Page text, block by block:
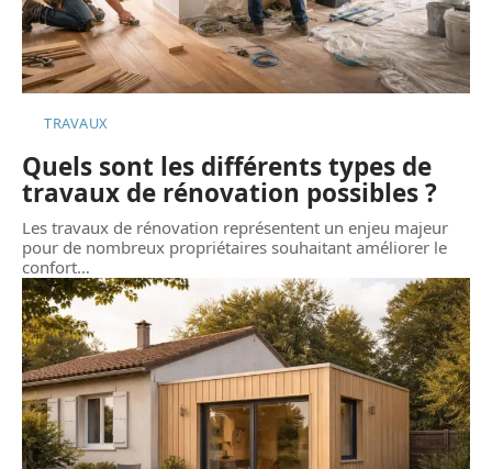
TRAVAUX
Quels sont les différents types de
travaux de rénovation possibles ?
Les travaux de rénovation représentent un enjeu majeur
pour de nombreux propriétaires souhaitant améliorer le
confort…